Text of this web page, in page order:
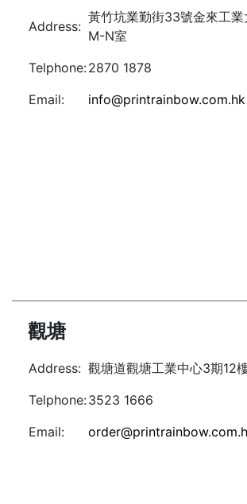
Address:
黃竹坑業勤街33號金來工
M-N室
Telphone:2870 1878
Email:
info@printrainbow.com.hk
觀塘
Address: 觀塘道觀塘工業中心3期12
Telphone:3523 1666
Email: